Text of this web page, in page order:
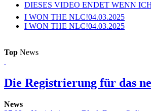
DIESES VIDEO ENDET WENN
I WON THE NLC!04.03.2025
I WON THE NLC!04.03.2025
Top News
Die Registrierung für das
News